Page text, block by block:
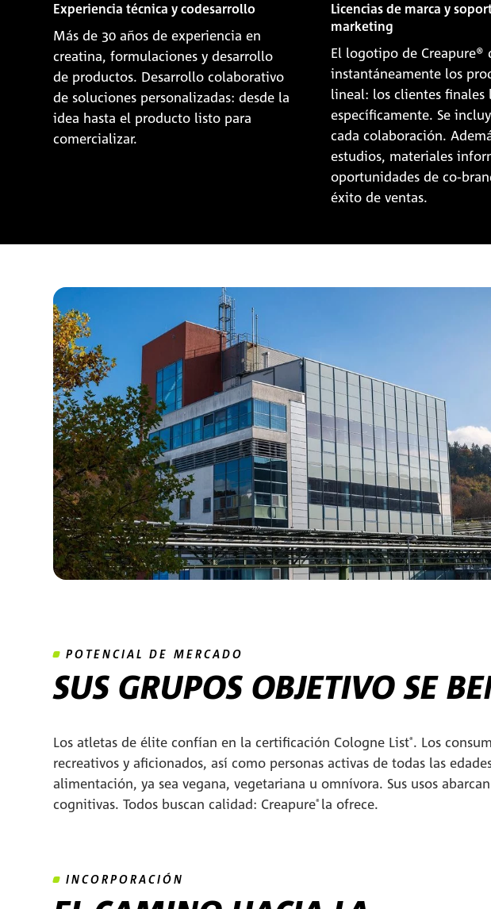
Experiencia técnica y codesarrollo
Más de 30 años de experiencia en
creatina, formulaciones y desarrollo
de productos. Desarrollo colaborativo
de soluciones personalizadas: desde la
idea hasta el producto listo para
comercializar.
Licencias de marca y
marketing
El logotipo de Creapure®
instantáneamente los
lineal: los clientes finales
específicamente. Se
cada colaboración.
estudios, materiales
oportunidades de co-
éxito de ventas.
POTENCIAL DE MERCADO
SUS GRUPOS OBJETIVO SE
Los atletas de élite confían en la certificación Cologne List® . Los
recreativos y aficionados, así como personas activas de todas las
alimentación, ya sea vegana, vegetariana u omnívora. Sus usos
cognitivas. Todos buscan calidad: Creapure® la ofrece.
INCORPORACIÓN